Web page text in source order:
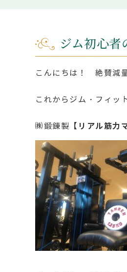
ジム初心者
こんにちは！ 絶賛減
これからジム・フィッ
㈱鍛錬製 【リアル筋力